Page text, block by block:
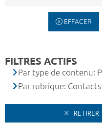
EFFACER
FILTRES ACTIFS
Par type de contenu:
Par rubrique: Contacts
RETIRER